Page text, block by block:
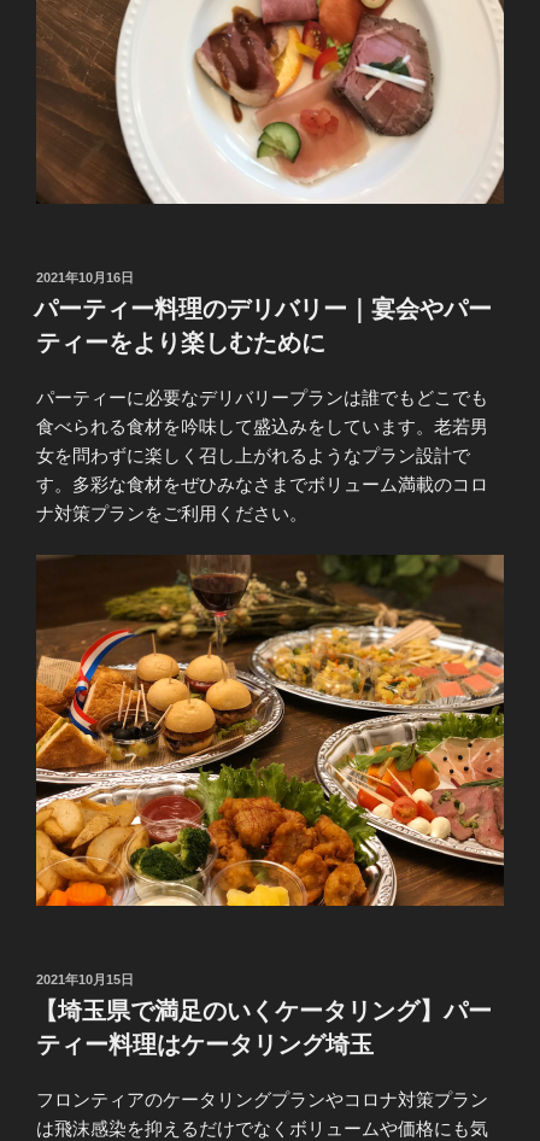
投
日:
2021年10月16日
パーティー料理のデリバリー｜宴会やパー
ティーをより楽しむために
パーティーに必要なデリバリープランは誰でもどこでも
食べられる食材を吟味して盛込みをしています。老若男
女を問わずに楽しく召し上がれるようなプラン設計で
す。多彩な食材をぜひみなさまでボリューム満載のコロ
ナ対策プランをご利用ください。
投
日:
2021年10月15日
【埼玉県で満足のいくケータリング】パー
ティー料理はケータリング埼玉
フロンティアのケータリングプランやコロナ対策プラン
は飛沫感染を抑えるだけでなくボリュームや価格にも気